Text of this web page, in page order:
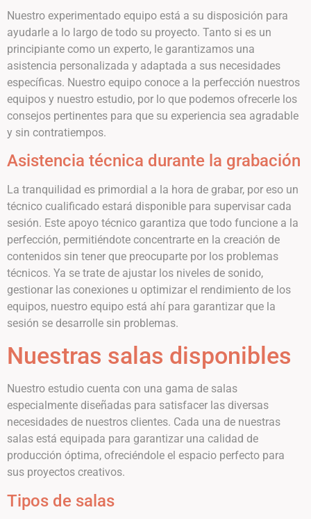
Nuestro experimentado equipo está a su disposición para
ayudarle a lo largo de todo su proyecto. Tanto si es un
principiante como un experto, le garantizamos una
asistencia personalizada y adaptada a sus necesidades
específicas. Nuestro equipo conoce a la perfección nuestros
equipos y nuestro estudio, por lo que podemos ofrecerle los
consejos pertinentes para que su experiencia sea agradable
y sin contratiempos.
Asistencia técnica durante la grabación
La tranquilidad es primordial a la hora de grabar, por eso un
técnico cualificado estará disponible para supervisar cada
sesión. Este apoyo técnico garantiza que todo funcione a la
perfección, permitiéndote concentrarte en la creación de
contenidos sin tener que preocuparte por los problemas
técnicos. Ya se trate de ajustar los niveles de sonido,
gestionar las conexiones u optimizar el rendimiento de los
equipos, nuestro equipo está ahí para garantizar que la
sesión se desarrolle sin problemas.
Nuestras salas disponibles
Nuestro estudio cuenta con una gama de salas
especialmente diseñadas para satisfacer las diversas
necesidades de nuestros clientes. Cada una de nuestras
salas está equipada para garantizar una calidad de
producción óptima, ofreciéndole el espacio perfecto para
sus proyectos creativos.
Tipos de salas